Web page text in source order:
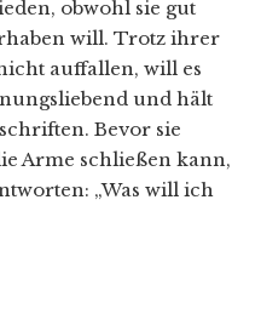
obwohl sie gut
will. Trotz ihrer
auffallen, will es
und hält
Bevor sie
Arme schließen kann,
„Was will ich